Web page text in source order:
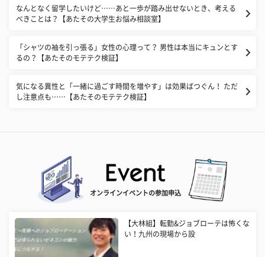
なんとなく留学したいけど……あと一歩が踏み出せないとき、考える
べきことは？【あたその大学生お悩み相談室】
「シャツの袖を引っ張る」女性の心理って？ 男性は本当にキュンとす
るの？【あたそのモテテク検証】
気になる異性と「一緒に過ごす時間を増やす」は効果ばつぐん！ ただ
し注意点も……【あたそのモテテク検証】
オンラインイベントの参加申込
【大林組】転勤&ジョブローテは怖くな
い！九州の現場から設